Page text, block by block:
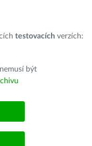
testovacích verzích:
být